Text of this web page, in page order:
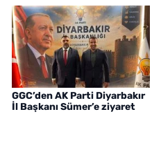
GGC’den AK Parti Diyarbakır
İl Başkanı Sümer’e ziyaret